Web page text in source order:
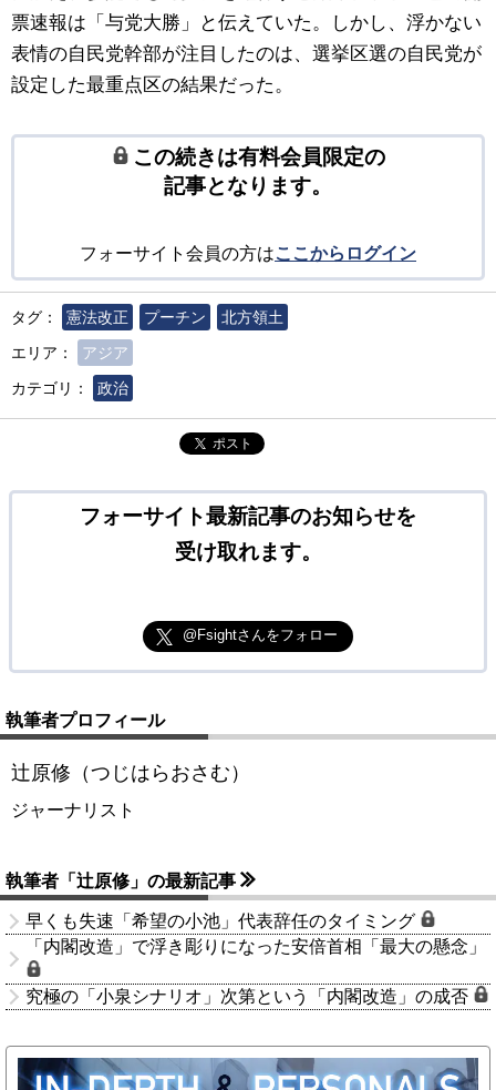
票速報は「与党大勝」と伝えていた。しかし、浮かない
表情の自民党幹部が注目したのは、選挙区選の自民党が
設定した最重点区の結果だった。
この続きは有料会員限定の
記事となります。
フォーサイト会員の方はここからログイン
タグ： 憲法改正 プーチン
北方領土
エリア：
アジア
カテゴリ：
政治
ポスト
フォーサイト最新記事のお知らせを
受け取れます。
@Fsightさんをフォロー
執筆者プロフィール
辻原修（つじはらおさむ）
ジャーナリスト
執筆者「辻原修」の最新記事
早くも失速「希望の小池」代表辞任のタイミング
「内閣改造」で浮き彫りになった安倍首相「最大の懸念」
究極の「小泉シナリオ」次第という「内閣改造」の成否